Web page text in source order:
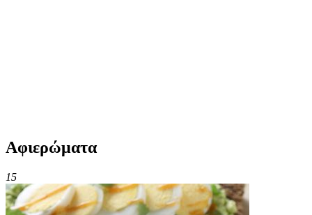
Αφιερώματα
15